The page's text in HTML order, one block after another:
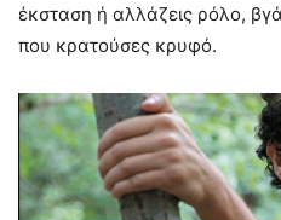
έκσταση ή αλλάζεις ρόλο,
που κρατούσες κρυφό.